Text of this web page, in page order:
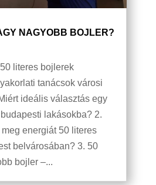
NAGYOBB BOJLER?
literes bojlerek
tanácsok városi
ideális választás egy
lakásokba? 2.
energiát 50 literes
belvárosában? 3. 50
bojler –...